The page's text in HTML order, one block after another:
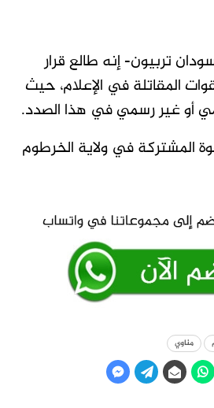
تربيون- إنه طالع قرار
المقاتلة في الإعلام، حيث
أو غير رسمي في هذا الصدد.
المشتركة في ولاية الخرطوم
مناوي